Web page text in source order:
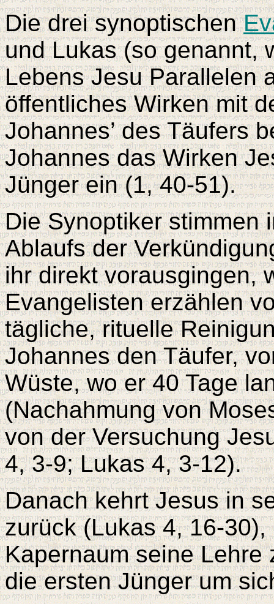
Die drei synoptischen
und Lukas (so genannt,
Lebens Jesu Parallelen
öffentliches Wirken mit
Johannes’ des Täufers
Johannes das Wirken
Jünger ein (1, 40-51).
Die Synoptiker stimmen
Ablaufs der
ihr direkt vorausgingen,
Evangelisten erzählen
tägliche, rituelle
Johannes den Täufer,
Wüste, wo er 40 Tage
(Nachahmung von
von der Versuchung
4, 3-9; Lukas 4, 3-12).
Danach kehrt Jesus in
zurück (Lukas 4, 16-
Kapernaum seine Lehre
die ersten Jünger um